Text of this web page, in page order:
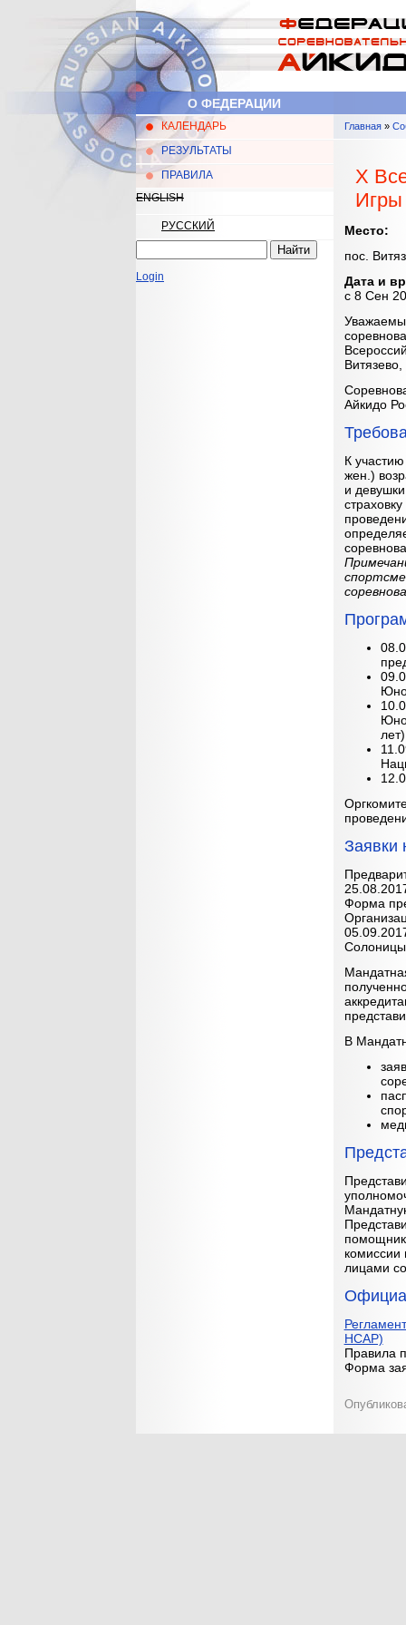
Главное меню
О ФЕДЕРАЦИИ
КАЛЕНДАРЬ
РЕЗУЛЬТАТЫ
ПРАВИЛА
ENGLISH
РУССКИЙ
Форма поиска
Login
ВыГлавная»
X
Игры
Место:
пос.
Дата и
с 8 Сен
Айкидо
К
жен.)
и
Заявки
Форма
В
комиссии
лицами
НСАР)
Правила
Форма